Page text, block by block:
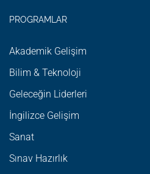
PROGRAMLAR
Akademik Gelişim
Bilim & Teknoloji
Geleceğin Liderleri
İngilizce Gelişim
Sanat
Sınav Hazırlık